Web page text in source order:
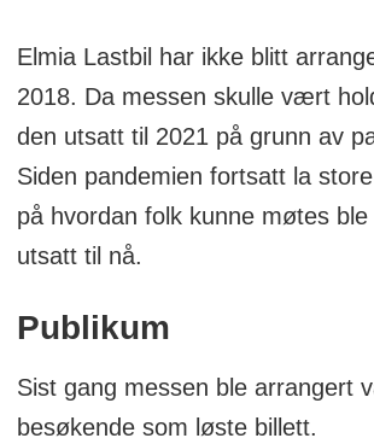
Elmia Lastbil har ikke blitt
2018. Da messen skulle vært
den utsatt til 2021 på grunn av
Siden pandemien fortsatt la
på hvordan folk kunne møtes ble
utsatt til nå.
Publikum
Sist gang messen ble arrangert
besøkende som løste billett.